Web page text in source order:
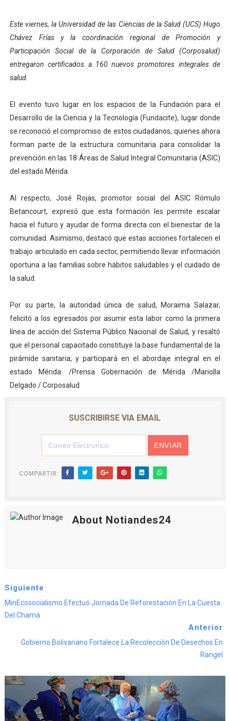
Plan Vacacional Comunitario “Ríe 2026” recorre las
Alcaldía del Municipio Libertador realizó una jornada
INN-Mérida celebró el Lacto grado para promover el
Impulsan plan estratégico de seguridad ciudadana
Jornada social benefició a 250 familias en Los
Este viernes, la Universidad de las Ciencias de la Salud (UCS) Hugo
Chávez Frías y la coordinación regional de Promoción y
Participación Social de la Corporación de Salud (Corposalud)
entregaron certificados a 160 nuevos promotores integrales de
salud.
El evento tuvo lugar en los espacios de la Fundación para el
Desarrollo de la Ciencia y la Tecnología (Fundacite), lugar donde
se reconoció el compromiso de estos ciudadanos, quienes ahora
forman parte de la estructura comunitaria para consolidar la
prevención en las 18 Áreas de Salud Integral Comunitaria (ASIC)
del estado Mérida.
Al respecto, José Rojas, promotor social del ASIC Rómulo
Betancourt, expresó que esta formación les permite escalar
hacia el futuro y ayudar de forma directa con el bienestar de la
comunidad. Asimismo, destacó que estas acciones fortalecen el
trabajo articulado en cada sector, permitiendo llevar información
oportuna a las familias sobre hábitos saludables y el cuidado de
la salud.
Por su parte, la autoridad única de salud, Moraima Salazar,
felicitó a los egresados por asumir esta labor como la primera
línea de acción del Sistema Público Nacional de Salud, y resaltó
que el personal capacitado constituye la base fundamental de la
pirámide sanitaria, y participará en el abordaje integral en el
estado Mérida. /Prensa Gobernación de Mérida /Mariolla
Delgado / Corposalud
SUSCRIBIRSE VIA EMAIL
COMPARTIR:
About Notiandes24
Siguiente
MinEcosocialismo Efectuó Jornada De Reforestación En La Cuesta
Del Chama
Anterior
Gobierno Bolivariano Fortalece La Recolección De Desechos En
Rangel